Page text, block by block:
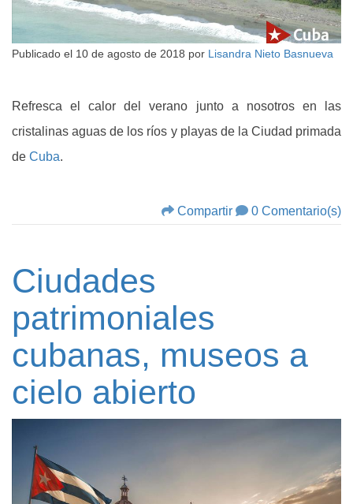
Publicado el 10 de agosto de 2018 por Lisandra Nieto Basnueva
Refresca el calor del verano junto a nosotros en las
cristalinas aguas de los ríos y playas de la Ciudad primada
de Cuba.
Compartir 0 Comentario(s)
Ciudades
patrimoniales
cubanas, museos a
cielo abierto